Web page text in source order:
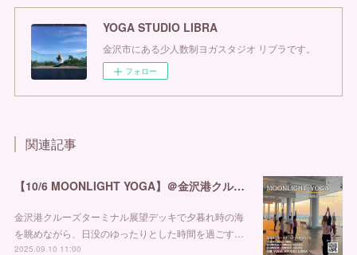
YOGA STUDIO LIBRA
金沢市にある少人数制ヨガスタジオ リブラです。
フォロー
関連記事
【10/6 MOONLIGHT YOGA】＠金沢港クルーズターミナル
金沢港クルーズターミナル展望デッキで夕暮れ時の海
を眺めながら、日没のゆったりとした時間を過ごす…
2025.09.10 11:00